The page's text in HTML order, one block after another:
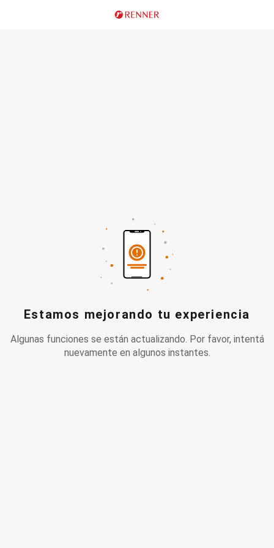
Estamos mejorando tu experiencia
Algunas funciones se están actualizando. Por favor, intentá
nuevamente en algunos instantes.